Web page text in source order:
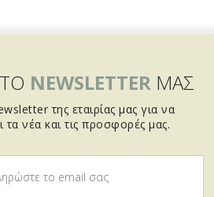
NEWSLETTER ΜΑΣ
της εταιρίας μας για να
τα νέα και τις προσφορές μας.